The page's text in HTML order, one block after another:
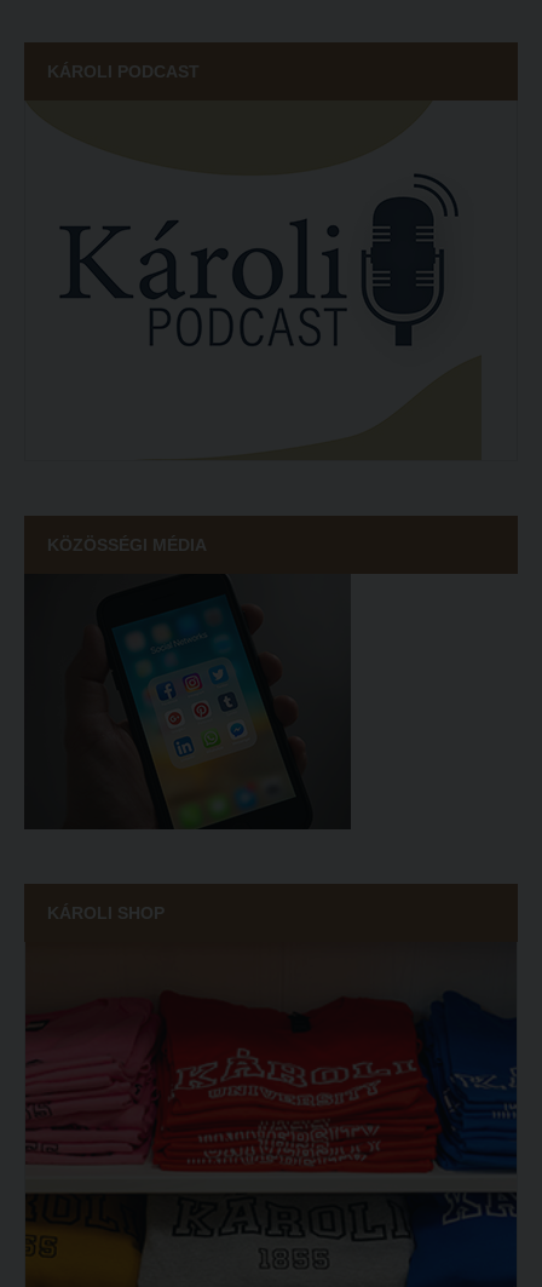
ECL nyelvvizsga
Díszoklevél igénylés
KÁROLI PODCAST
KÖZÖSSÉGI MÉDIA
KÁROLI SHOP